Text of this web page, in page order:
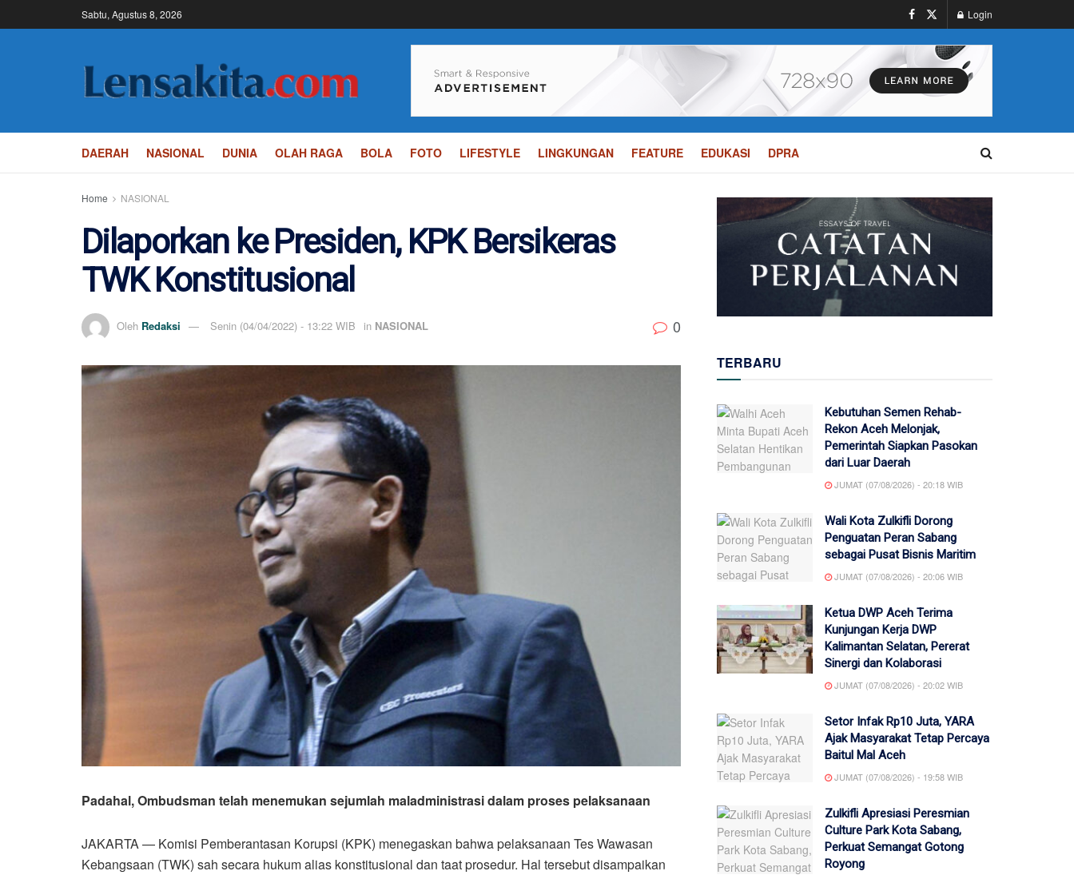
Sabtu, Agustus 8, 2026 Login
DAERAH NASIONAL DUNIA OLAH RAGA BOLA FOTO LIFESTYLE LINGKUNGAN FEATURE EDUKASI DPRA
Home NASIONAL
Dilaporkan ke Presiden, KPK Bersikeras
TWK Konstitusional
Oleh Redaksi Senin (04/04/2022) - 13:22 WIB in NASIONAL 0
Padahal, Ombudsman telah menemukan sejumlah maladministrasi dalam proses pelaksanaan
JAKARTA — Komisi Pemberantasan Korupsi (KPK) menegaskan bahwa pelaksanaan Tes Wawasan
Kebangsaan (TWK) sah secara hukum alias konstitusional dan taat prosedur. Hal tersebut disampaikan
TERBARU
Kebutuhan Semen Rehab-
Rekon Aceh Melonjak,
Pemerintah Siapkan Pasokan
dari Luar Daerah
JUMAT (07/08/2026) - 20:18 WIB
Wali Kota Zulkifli Dorong
Penguatan Peran Sabang
sebagai Pusat Bisnis Maritim
JUMAT (07/08/2026) - 20:06 WIB
Ketua DWP Aceh Terima
Kunjungan Kerja DWP
Kalimantan Selatan, Pererat
Sinergi dan Kolaborasi
JUMAT (07/08/2026) - 20:02 WIB
Setor Infak Rp10 Juta, YARA
Ajak Masyarakat Tetap Percaya
Baitul Mal Aceh
JUMAT (07/08/2026) - 19:58 WIB
Zulkifli Apresiasi Peresmian
Culture Park Kota Sabang,
Perkuat Semangat Gotong
Royong